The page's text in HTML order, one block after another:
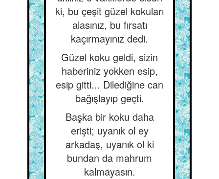
ki, bu çeşit güzel kokuları
alasınız, bu fırsatı
kaçırmayınız dedi.
Güzel koku geldi, sizin
haberiniz yokken esip,
esip gitti... Dilediğine can
bağışlayıp geçti.
Başka bir koku daha
erişti; uyanık ol ey
arkadaş, uyanık ol ki
bundan da mahrum
kalmayasın.